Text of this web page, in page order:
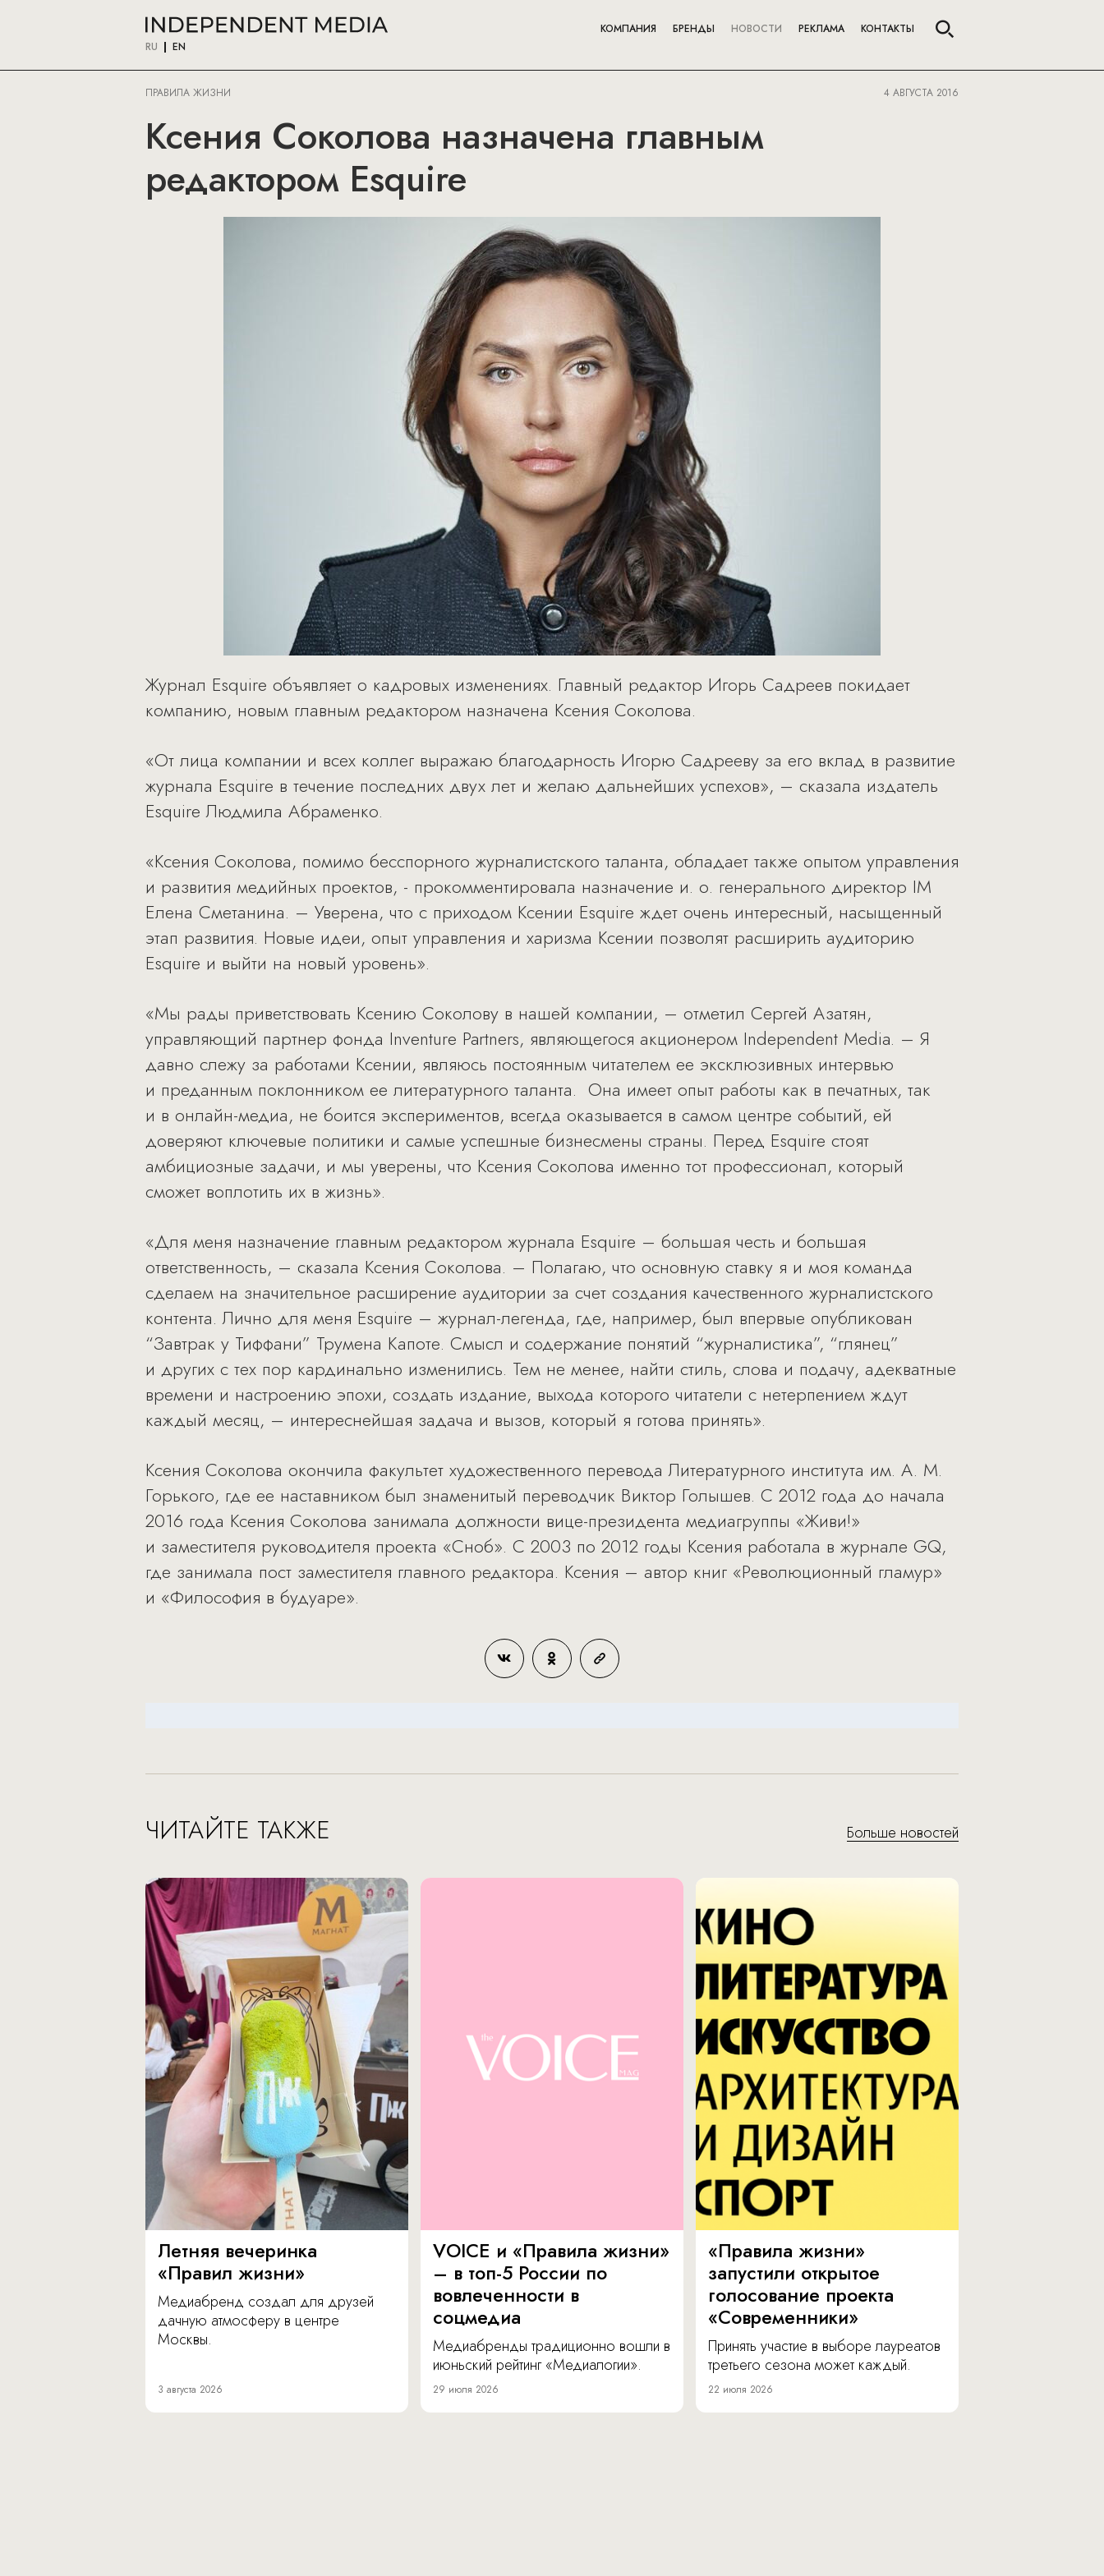
RU EN
КОМПАНИЯ БРЕНДЫ НОВОСТИ РЕКЛАМА КОНТАКТЫ
ПРАВИЛА ЖИЗНИ 4 АВГУСТА 2016
Ксения Соколова назначена главным
редактором Esquire
Журнал Esquire объявляет о кадровых изменениях. Главный редактор Игорь Садреев покидает
компанию, новым главным редактором назначена Ксения Соколова.
«От лица компании и всех коллег выражаю благодарность Игорю Садрееву за его вклад в развитие
журнала Esquire в течение последних двух лет и желаю дальнейших успехов», – сказала издатель
Esquire Людмила Абраменко.
«Ксения Соколова, помимо бесспорного журналистского таланта, обладает также опытом управления
и развития медийных проектов, - прокомментировала назначение и. о. генерального директор IM
Елена Сметанина. – Уверена, что с приходом Ксении Esquire ждет очень интересный, насыщенный
этап развития. Новые идеи, опыт управления и харизма Ксении позволят расширить аудиторию
Esquire и выйти на новый уровень».
«Мы рады приветствовать Ксению Соколову в нашей компании, – отметил Сергей Азатян,
управляющий партнер фонда Inventure Partners, являющегося акционером Independent Media. – Я
давно слежу за работами Ксении, являюсь постоянным читателем ее эксклюзивных интервью
и преданным поклонником ее литературного таланта. Она имеет опыт работы как в печатных, так
и в онлайн-медиа, не боится экспериментов, всегда оказывается в самом центре событий, ей
доверяют ключевые политики и самые успешные бизнесмены страны. Перед Esquire стоят
амбициозные задачи, и мы уверены, что Ксения Соколова именно тот профессионал, который
сможет воплотить их в жизнь».
«Для меня назначение главным редактором журнала Esquire – большая честь и большая
ответственность, – сказала Ксения Соколова. – Полагаю, что основную ставку я и моя команда
сделаем на значительное расширение аудитории за счет создания качественного журналистского
контента. Лично для меня Esquire – журнал-легенда, где, например, был впервые опубликован
“Завтрак у Тиффани” Трумена Капоте. Смысл и содержание понятий “журналистика”, “глянец”
и других с тех пор кардинально изменились. Тем не менее, найти стиль, слова и подачу, адекватные
времени и настроению эпохи, создать издание, выхода которого читатели с нетерпением ждут
каждый месяц, – интереснейшая задача и вызов, который я готова принять».
Ксения Соколова окончила факультет художественного перевода Литературного института им. А. М.
Горького, где ее наставником был знаменитый переводчик Виктор Голышев. С 2012 года до начала
2016 года Ксения Соколова занимала должности вице-президента медиагруппы «Живи!»
и заместителя руководителя проекта «Сноб». С 2003 по 2012 годы Ксения работала в журнале GQ,
где занимала пост заместителя главного редактора. Ксения – автор книг «Революционный гламур»
и «Философия в будуаре».
ЧИТАЙТЕ ТАКЖЕ Больше новостей
Летняя вечеринка
«Правил жизни»
Медиабренд создал для друзей
дачную атмосферу в центре
Москвы.
3 августа 2026
VOICE и «Правила жизни»
– в топ-5 России по
вовлеченности в
соцмедиа
Медиабренды традиционно вошли в
июньский рейтинг «Медиалогии».
29 июля 2026
«Правила жизни»
запустили открытое
голосование проекта
«Современники»
Принять участие в выборе лауреатов
третьего сезона может каждый.
22 июля 2026